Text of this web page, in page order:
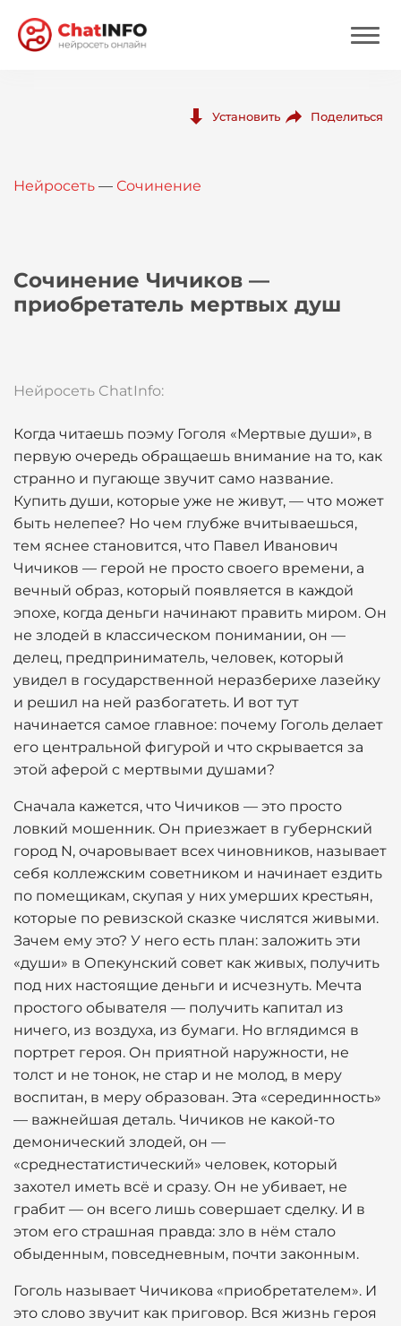
Вход
Установить Поделиться
Нейросеть — Сочинение
Сочинение Чичиков —
приобретатель мертвых душ
Нейросеть ChatInfo:
Когда читаешь поэму Гоголя «Мертвые души», в
первую очередь обращаешь внимание на то, как
странно и пугающе звучит само название.
Купить души, которые уже не живут, — что может
быть нелепее? Но чем глубже вчитываешься,
тем яснее становится, что Павел Иванович
Чичиков — герой не просто своего времени, а
вечный образ, который появляется в каждой
эпохе, когда деньги начинают править миром. Он
не злодей в классическом понимании, он —
делец, предприниматель, человек, который
увидел в государственной неразберихе лазейку
и решил на ней разбогатеть. И вот тут
начинается самое главное: почему Гоголь делает
его центральной фигурой и что скрывается за
этой аферой с мертвыми душами?
Сначала кажется, что Чичиков — это просто
ловкий мошенник. Он приезжает в губернский
город N, очаровывает всех чиновников, называет
себя коллежским советником и начинает ездить
по помещикам, скупая у них умерших крестьян,
которые по ревизской сказке числятся живыми.
Зачем ему это? У него есть план: заложить эти
«души» в Опекунский совет как живых, получить
под них настоящие деньги и исчезнуть. Мечта
простого обывателя — получить капитал из
ничего, из воздуха, из бумаги. Но вглядимся в
портрет героя. Он приятной наружности, не
толст и не тонок, не стар и не молод, в меру
воспитан, в меру образован. Эта «серединность»
— важнейшая деталь. Чичиков не какой-то
демонический злодей, он —
«среднестатистический» человек, который
захотел иметь всё и сразу. Он не убивает, не
грабит — он всего лишь совершает сделку. И в
этом его страшная правда: зло в нём стало
обыденным, повседневным, почти законным.
Гоголь называет Чичикова «приобретателем». И
это слово звучит как приговор. Вся жизнь героя